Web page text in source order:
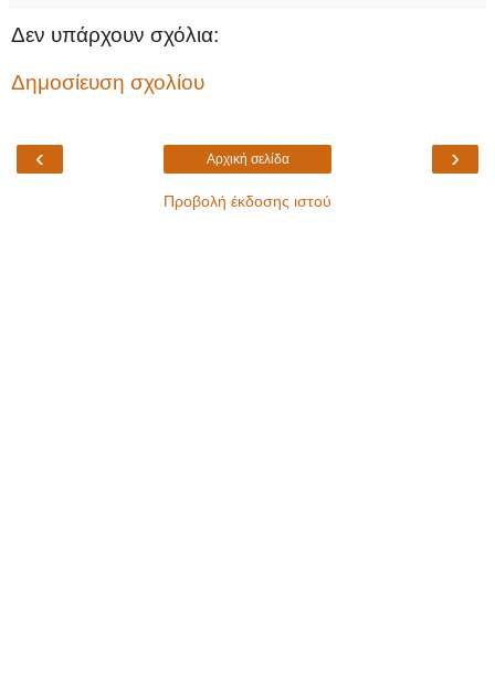
Δεν υπάρχουν σχόλια:
Δημοσίευση σχολίου
‹ ›
Αρχική σελίδα
Προβολή έκδοσης ιστού